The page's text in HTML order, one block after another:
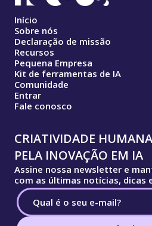
Início
Sobre nós
Declaração de missão
Recursos
Pequena Empresa
Kit de ferramentas de IA
Comunidade
Entrar
Fale conosco
CRIATIVIDADE
PELA INOVAÇÃO EM IA
Assine nossa newsletter e
com as últimas notícias, dicas